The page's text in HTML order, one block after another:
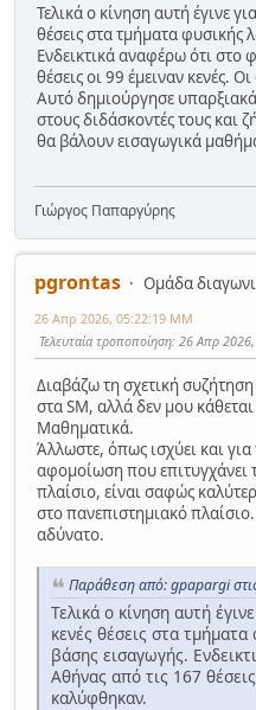
Τελικά ο κίνηση αυτή έγινε
θέσεις στα τμήματα φυσικής
Ενδεικτικά αναφέρω ότι στο
θέσεις οι 99 έμειναν κενές.
Αυτό δημιούργησε
στους διδάσκοντές τους και
θα βάλουν εισαγωγικά
Γιώργος Παπαργύρης
pgrontas
Ομάδα
26 Απρ 2026, 05:22:19 ΜΜ
Τελευταία τροποποίηση: 26 Απρ
Διαβάζω τη σχετική
στα SM, αλλά δεν μου
Μαθηματικά.
Άλλωστε, όπως ισχύει και
αφομοίωση που επιτυγχάνει
πλαίσιο, είναι σαφώς
στο πανεπιστημιακό πλαίσιο.
αδύνατο.
Παράθεση από: gpapargi
Τελικά ο κίνηση αυτή
κενές θέσεις στα
βάσης εισαγωγής.
Αθήνας από τις 167
καλύφθηκαν.